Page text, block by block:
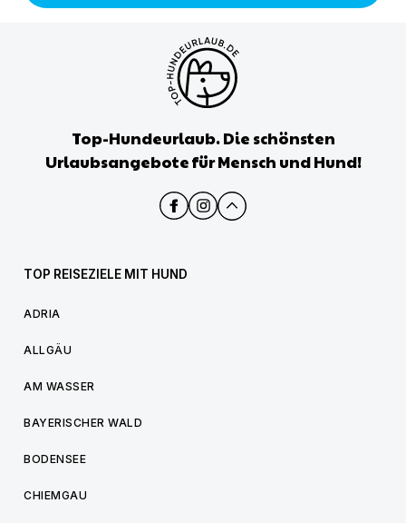
Top-Hundeurlaub. Die schönsten
Urlaubsangebote für Mensch und Hund!
TOP REISEZIELE MIT HUND
ADRIA
ALLGÄU
AM WASSER
BAYERISCHER WALD
BODENSEE
CHIEMGAU